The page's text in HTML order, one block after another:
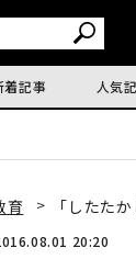
着記事 人気
育 「したた
20:20